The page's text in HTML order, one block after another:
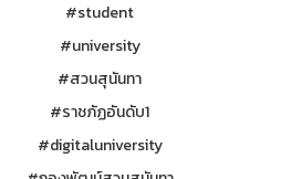
#student
#university
#สวนสุนันทา
#ราชภัฏอันดับ1
#digitaluniversity